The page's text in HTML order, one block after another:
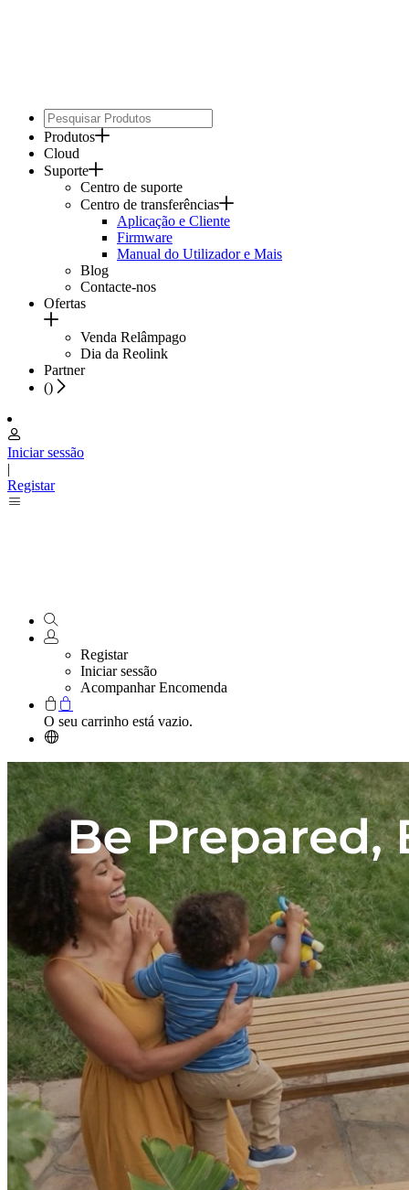
Produtos
Cloud
Suporte
Centro de suporte
Centro de transferências
Aplicação e Cliente
Firmware
Manual do Utilizador e Mais
Blog
Contacte-nos
Ofertas
Venda Relâmpago
Dia da Reolink
Partner
()
Iniciar sessão
|
Registar
Registar
Iniciar sessão
Acompanhar Encomenda
O seu carrinho está vazio.